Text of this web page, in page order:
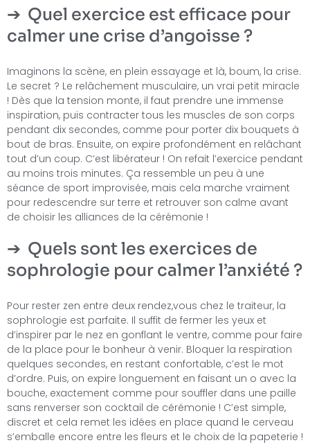
Quel exercice est efficace pour
calmer une crise d’angoisse ?
Imaginons la scène, en plein essayage et là, boum, la crise.
Le secret ? Le relâchement musculaire, un vrai petit miracle
! Dès que la tension monte, il faut prendre une immense
inspiration, puis contracter tous les muscles de son corps
pendant dix secondes, comme pour porter dix bouquets à
bout de bras. Ensuite, on expire profondément en relâchant
tout d’un coup. C’est libérateur ! On refait l’exercice pendant
au moins trois minutes. Ça ressemble un peu à une
séance de sport improvisée, mais cela marche vraiment
pour redescendre sur terre et retrouver son calme avant
de choisir les alliances de la cérémonie !
Quels sont les exercices de
sophrologie pour calmer l’anxiété ?
Pour rester zen entre deux rendez,vous chez le traiteur, la
sophrologie est parfaite. Il suffit de fermer les yeux et
d’inspirer par le nez en gonflant le ventre, comme pour faire
de la place pour le bonheur à venir. Bloquer la respiration
quelques secondes, en restant confortable, c’est le mot
d’ordre. Puis, on expire longuement en faisant un o avec la
bouche, exactement comme pour souffler dans une paille
sans renverser son cocktail de cérémonie ! C’est simple,
discret et cela remet les idées en place quand le cerveau
s’emballe encore entre les fleurs et le choix de la papeterie !